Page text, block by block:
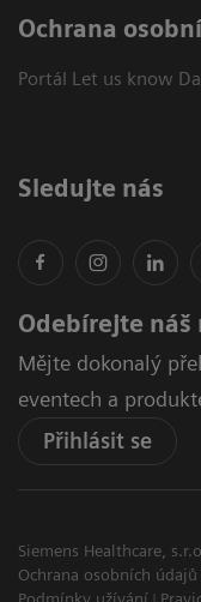
Ochrana
Portál Let us know
Sledujte nás
Odebírejte
Mějte dokonalý
eventech a
Přihlásit se
Siemens Healthcare,
Ochrana osobních údajů